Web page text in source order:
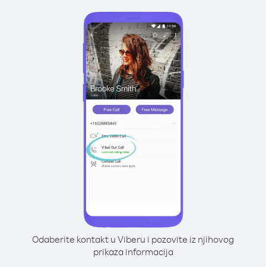
Odaberite kontakt u Viberu i pozovite iz njihovog
prikaza informacija